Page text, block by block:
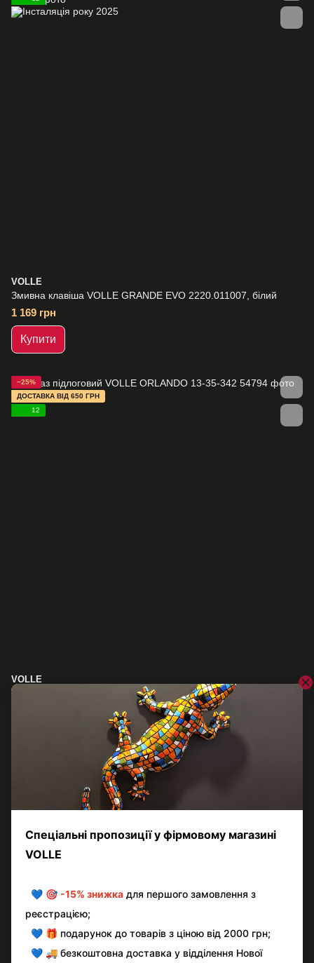
VOLLE
Змивна клавіша VOLLE GRANDE EVO 2220.011007, білий
1 169 грн
Купити
−25%
ДОСТАВКА ВІД 650 ГРН
12
VOLLE
Унітаз підлоговий VOLLE ORLANDO 13-35-342
Показати ще 20 товарів
Назад Вперед
Контактна інформація